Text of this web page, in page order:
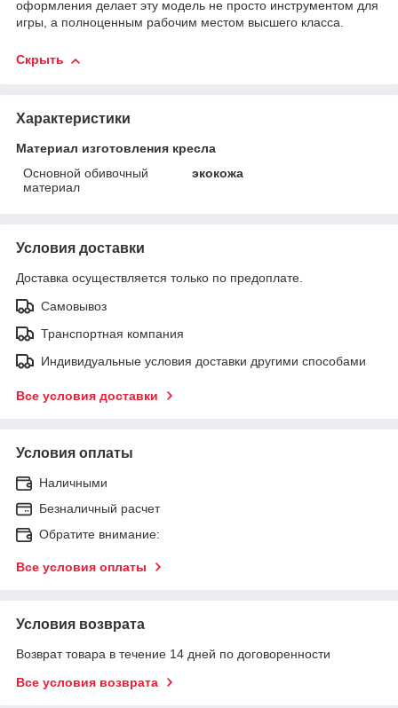
оформления делает эту модель не просто инструментом для
игры, а полноценным рабочим местом высшего класса.
Скрыть
Характеристики
Материал изготовления кресла
Основной обивочный
материал
экокожа
Условия доставки
Доставка осуществляется только по предоплате.
Самовывоз
Транспортная компания
Индивидуальные условия доставки другими способами
Все условия доставки
Условия оплаты
Наличными
Безналичный расчет
Обратите внимание:
Все условия оплаты
Условия возврата
Возврат товара в течение 14 дней по договоренности
Все условия возврата